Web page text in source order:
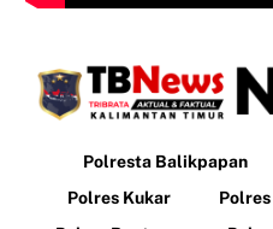
Polresta Balikpapan
Polres Kukar